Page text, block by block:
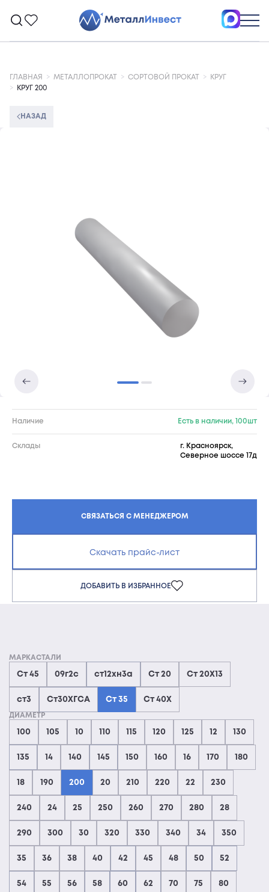
ГЛАВНАЯ МЕТАЛЛОПРОКАТ СОРТОВОЙ ПРОКАТ
КРУГ
КРУГ 200
НАЗАД
Наличие Есть в наличии, 100шт
Склады
г. Красноярск,
Северное шоссе 17д
СВЯЗАТЬСЯ С МЕНЕДЖЕРОМ
Скачать прайс-лист
ДОБАВИТЬ В ИЗБРАННОЕ
МАРКАСТАЛИ
Ст 45 09г2с ст12хн3а Ст 20 Ст 20Х13
ст3 Ст30ХГСА Ст 35 Ст 40Х
ДИАМЕТР
100 105 10 110 115 120 125 12 130
135 14 140 145 150 160 16 170 180
18 190 200 20 210 220 22 230
240 24 25 250 260 270 280 28
290 300 30 320 330 340 34 350
35 36 38 40 42 45 48 50 52
54 55 56 58 60 62 70 75 80